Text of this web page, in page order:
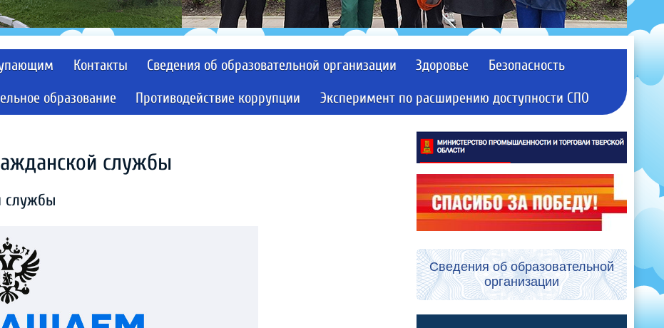
Контакты Сведения об образовательной организации Здоровье
Безопасность
образование Противодействие коррупции Эксперимент по расширению доступности СПО
службы
службы
Сведения об образовательной
организации